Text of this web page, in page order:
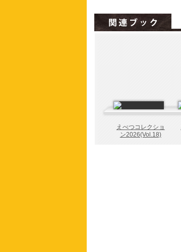
えべつコレクショ
ン2026(Vol.18)